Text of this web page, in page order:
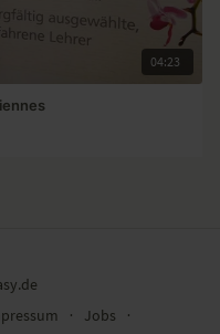
04:23
∙ Jobs ∙